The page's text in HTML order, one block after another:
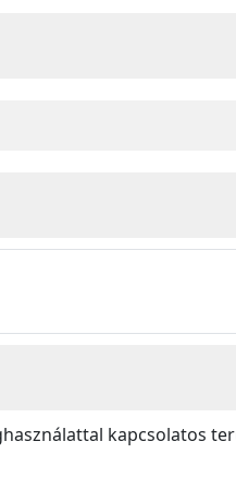
kapcsolatos